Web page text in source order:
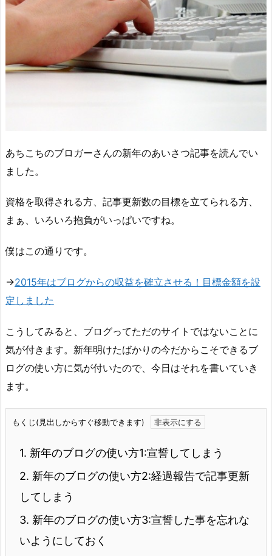
あちこちのブロガーさんの新年のあいさつ記事を読んでい
ました。
資格を取得される方、記事更新数の目標を立てられる方、
まぁ、いろいろ抱負がいっぱいですね。
僕はこの通りです。
→2015年はブログからの収益を確立させる！目標金額を設
定しました
こうしてみると、ブログってただのサイトではないことに
気が付きます。新年明けたばかりの今だからこそできるブ
ログの使い方に気が付いたので、今日はそれを書いていき
ます。
もくじ(見出しからすぐ移動できます)
1. 新年のブログの使い方1:宣誓してしまう
2. 新年のブログの使い方2:経過報告で記事更新
してしまう
3. 新年のブログの使い方3:宣誓した事を忘れな
いようにしておく